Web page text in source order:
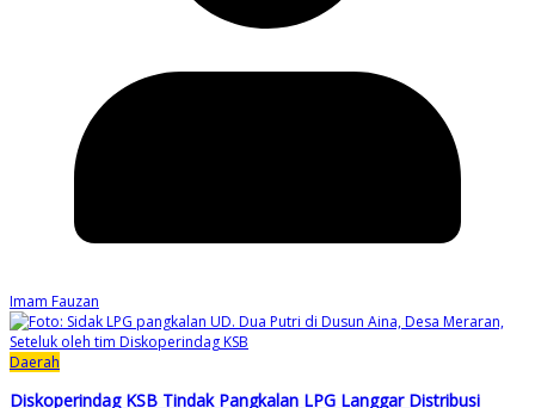
Imam Fauzan
Daerah
Diskoperindag KSB Tindak Pangkalan LPG Langgar Distribusi